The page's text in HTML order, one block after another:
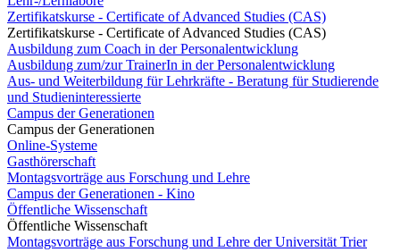
Zertifikatskurse - Certificate of Advanced Studies (CAS)
Zertifikatskurse - Certificate of Advanced Studies (CAS)
Ausbildung zum Coach in der Personalentwicklung
Ausbildung zum/zur TrainerIn in der Personalentwicklung
Aus- und Weiterbildung für Lehrkräfte - Beratung für Studierende
und Studieninteressierte
Campus der Generationen
Campus der Generationen
Online-Systeme
Gasthörerschaft
Montagsvorträge aus Forschung und Lehre
Campus der Generationen - Kino
Öffentliche Wissenschaft
Öffentliche Wissenschaft
Montagsvorträge aus Forschung und Lehre der Universität Trier